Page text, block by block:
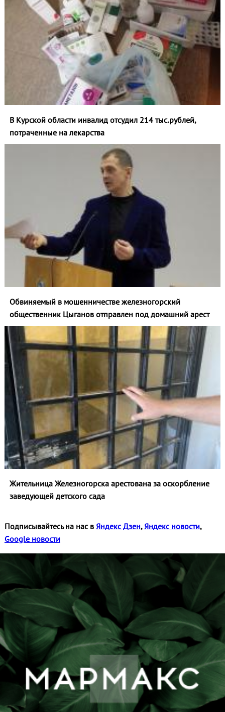
В Курской области инвалид отсудил 214 тыс.рублей,
потраченные на лекарства
Обвиняемый в мошенничестве железногорский
общественник Цыганов отправлен под домашний арест
Жительница Железногорска арестована за оскорбление
заведующей детского сада
Подписывайтесь на нас в Яндекс Дзен, Яндекс новости,
Google новости